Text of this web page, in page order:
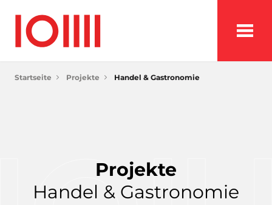
Startseite Projekte Handel & Gastronomie
Projekte
Handel & Gastronomie